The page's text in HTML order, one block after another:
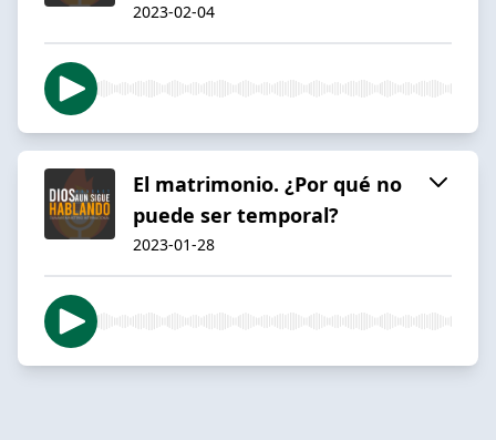
2023-02-04
El matrimonio. ¿Por qué no
puede ser temporal?
2023-01-28